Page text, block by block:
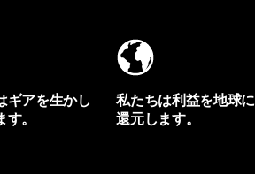
ギアを生かし
。
私たちは利益を地球に
還元します。